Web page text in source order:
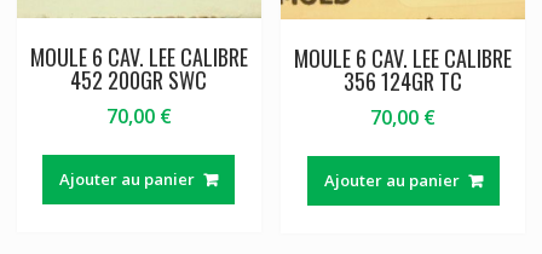
MOULE 6 CAV. LEE CALIBRE
452 200GR SWC
70,00 €
Ajouter au panier
MOULE 6 CAV. LEE CALIBRE
356 124GR TC
70,00 €
Ajouter au panier